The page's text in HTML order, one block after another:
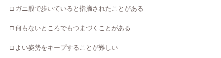
□ ガニ股で歩いていると指摘されたことがある
□ 何もないところでもつまづくことがある
□ よい姿勢をキープすることが難しい